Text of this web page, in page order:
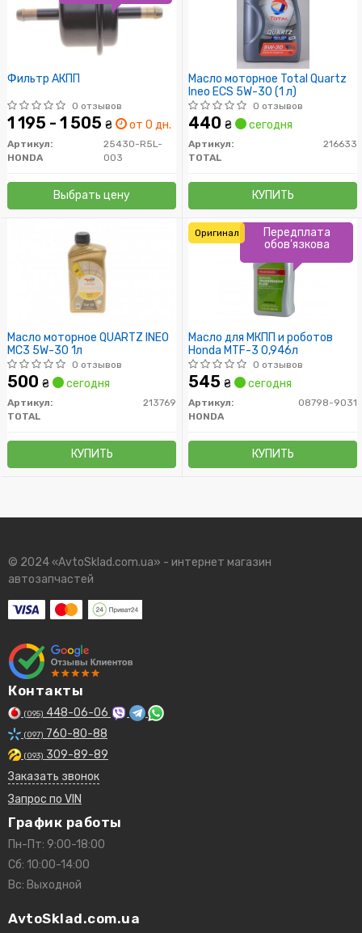
Фильтр АКПП
0 отзывов
1 195 - 1 505 ₴ от 0 дн.
Артикул:
25430-R5L-
003
HONDA
Выбрать цену
Масло моторное Total Quartz
Ineo ECS 5W-30 (1 л)
0 отзывов
440 ₴ сегодня
Артикул:
216633
TOTAL
КУПИТЬ
Масло моторное QUARTZ INEO
MC3 5W-30 1л
0 отзывов
500 ₴ сегодня
Артикул:
213769
TOTAL
КУПИТЬ
Масло для МКПП и роботов
Honda MTF-3 0,946л
0 отзывов
545 ₴ сегодня
Артикул:
08798-9031
HONDA
КУПИТЬ
Передплата
обов'язкова
Оригинал
© 2024 «AvtoSklad.com.ua» - интернет магазин
автозапчастей
Контакты
(095) 448-06-06
(097) 760-80-88
(093) 309-89-89
Заказать звонок
Запрос по VIN
График работы
Пн-Пт: 9:00-18:00
Сб: 10:00-14:00
Вс: Выходной
AvtoSklad.com.ua